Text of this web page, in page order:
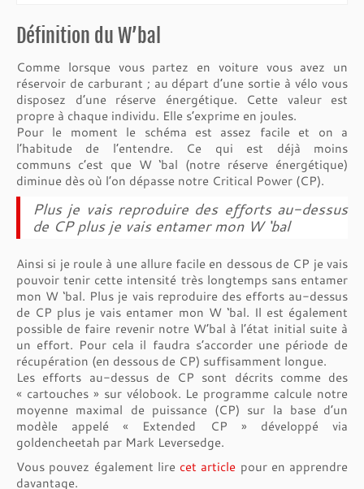
Définition du W’bal
Comme lorsque vous partez en voiture vous avez un
réservoir de carburant ; au départ d’une sortie à vélo vous
disposez d’une réserve énergétique. Cette valeur est
propre à chaque individu. Elle s’exprime en joules.
Pour le moment le schéma est assez facile et on a
l’habitude de l’entendre. Ce qui est déjà moins
communs c’est que W ‘bal (notre réserve énergétique)
diminue dès où l’on dépasse notre Critical Power (CP).
Plus je vais reproduire des efforts au-dessus
de CP plus je vais entamer mon W ‘bal
Ainsi si je roule à une allure facile en dessous de CP je vais
pouvoir tenir cette intensité très longtemps sans entamer
mon W ‘bal. Plus je vais reproduire des efforts au-dessus
de CP plus je vais entamer mon W ‘bal. Il est également
possible de faire revenir notre W’bal à l’état initial suite à
un effort. Pour cela il faudra s’accorder une période de
récupération (en dessous de CP) suffisamment longue.
Les efforts au-dessus de CP sont décrits comme des
« cartouches » sur vélobook. Le programme calcule notre
moyenne maximal de puissance (CP) sur la base d’un
modèle appelé « Extended CP » développé via
goldencheetah par Mark Leversedge.
Vous pouvez également lire cet article pour en apprendre
davantage.